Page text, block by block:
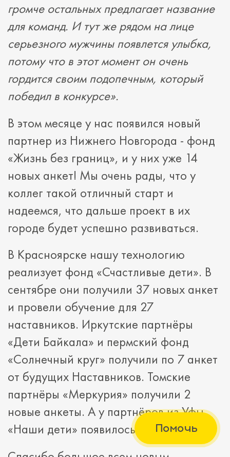
громче остальных предлагает название
для команд. И тут же рядом на лице
серьезного мужчины появлется улыбка,
потому что в этот момент он очень
гордится своим подопечным, который
победил в конкурсе».
В этом месяце у нас появился новый
партнер из Нижнего Новгорода - фонд
«Жизнь без границ», и у них уже 14
новых анкет! Мы очень рады, что у
коллег такой отличный старт и
надеемся, что дальше проект в их
городе будет успешно развиваться.
В Красноярске нашу технологию
реализует фонд «Счастливые дети». В
сентябре они получили 37 новых анкет
и провели обучение для 27
наставников. Иркутские партнёры
«Дети Байкала» и пермский фонд
«Солнечный круг» получили по 7 анкет
от будущих Наставников. Томские
партнёры «Меркурия» получили 2
новые анкеты. А у партнёров из Уфы
«Наши дети» появилось 2 новых пары!
Помочь